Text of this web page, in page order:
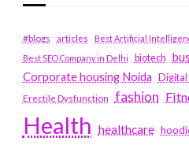
#blogs articles
Best Artificial
Best SEO Company in Delhi
biotech
Corporate housing Noida
Erectile Dysfunction fashion
Health healthcare